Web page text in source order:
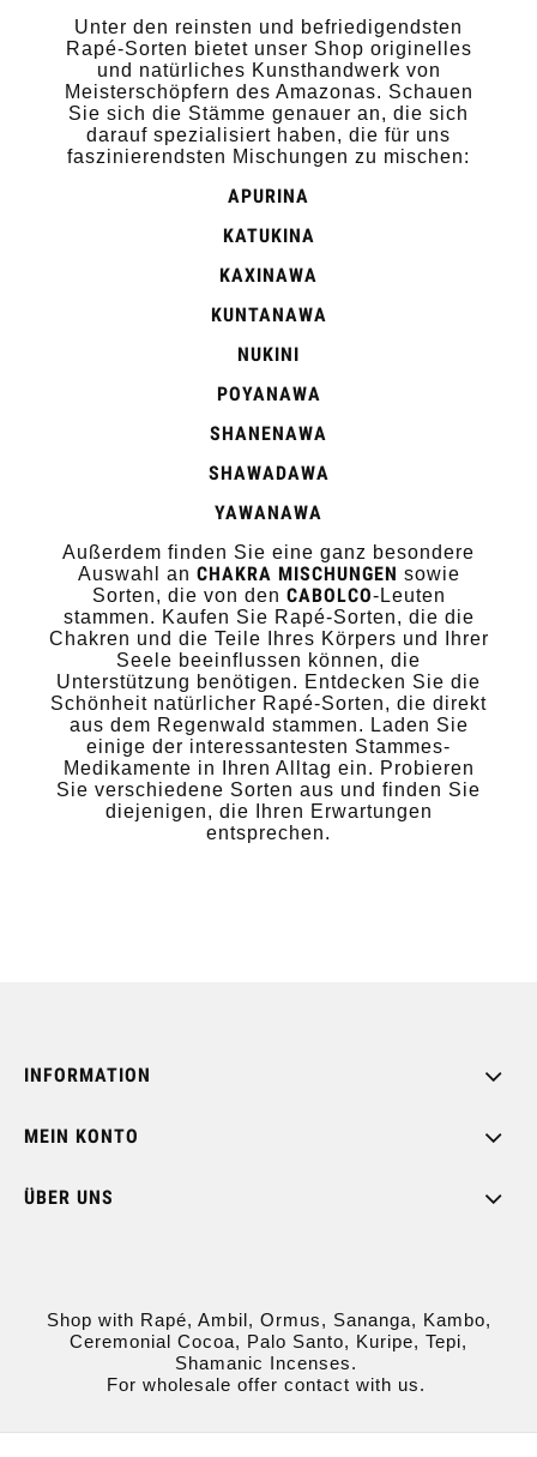
Unter den reinsten und befriedigendsten
Rapé-Sorten bietet unser Shop originelles
und natürliches Kunsthandwerk von
Meisterschöpfern des Amazonas. Schauen
Sie sich die Stämme genauer an, die sich
darauf spezialisiert haben, die für uns
faszinierendsten Mischungen zu mischen:
APURINA
KATUKINA
KAXINAWA
KUNTANAWA
NUKINI
POYANAWA
SHANENAWA
SHAWADAWA
YAWANAWA
Außerdem finden Sie eine ganz besondere
Auswahl an CHAKRA MISCHUNGEN sowie
Sorten, die von den CABOLCO-Leuten
stammen. Kaufen Sie Rapé-Sorten, die die
Chakren und die Teile Ihres Körpers und Ihrer
Seele beeinflussen können, die
Unterstützung benötigen. Entdecken Sie die
Schönheit natürlicher Rapé-Sorten, die direkt
aus dem Regenwald stammen. Laden Sie
einige der interessantesten Stammes-
Medikamente in Ihren Alltag ein. Probieren
Sie verschiedene Sorten aus und finden Sie
diejenigen, die Ihren Erwartungen
entsprechen.
INFORMATION
MEIN KONTO
ÜBER UNS
Shop with Rapé, Ambil, Ormus, Sananga, Kambo,
Ceremonial Cocoa, Palo Santo, Kuripe, Tepi,
Shamanic Incenses.
For wholesale offer contact with us.